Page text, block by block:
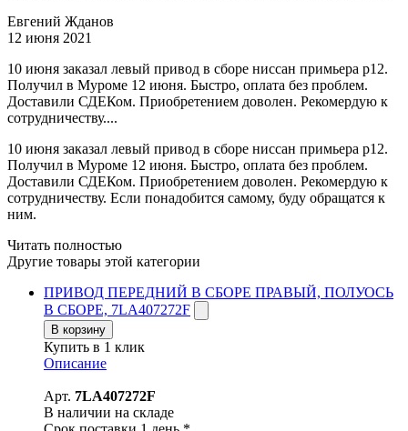
Евгений Жданов
12 июня 2021
10 июня заказал левый привод в сборе ниссан примьера р12.
Получил в Муроме 12 июня. Быстро, оплата без проблем.
Доставили СДЕКом. Приобретением доволен. Рекомердую к
сотрудничеству....
10 июня заказал левый привод в сборе ниссан примьера р12.
Получил в Муроме 12 июня. Быстро, оплата без проблем.
Доставили СДЕКом. Приобретением доволен. Рекомердую к
сотрудничеству. Если понадобится самому, буду обращатся к
ним.
Читать полностью
Другие товары этой категории
ПРИВОД ПЕРЕДНИЙ В СБОРЕ ПРАВЫЙ, ПОЛУОСЬ
В СБОРЕ, 7LA407272F
В корзину
Купить в 1 клик
Описание
Арт. 7LA407272F
В наличии на складе